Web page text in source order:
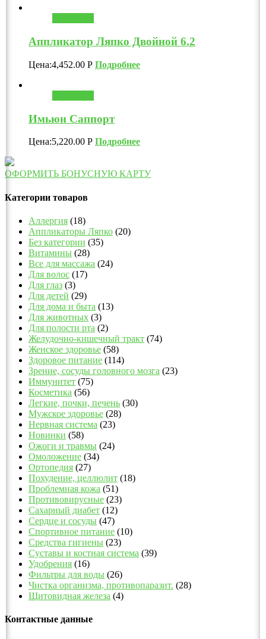
Аппликатор Ляпко Двойной 6.2
Цена:4,452.00 Р Подробнее
Имьюн Саппорт
Цена:5,220.00 Р Подробнее
ОФОРМИТЬ БОНУСНУЮ КАРТУ
Категории товаров
Аллергия (18)
Аппликаторы Ляпко (20)
Без категории (35)
Витамины (28)
Все для массажа (24)
Для волос (17)
Для глаз (3)
Для детей (29)
Для дома и быта (13)
Для животных (3)
Для полости рта (2)
Желудочно-кишечный тракт (74)
Женское здоровье (58)
Здоровое питание (114)
Зрение, сосуды головного мозга (23)
Иммунитет (75)
Косметика (56)
Легкие, почки, печень (30)
Мужское здоровье (28)
Нервная система (23)
Новинки (58)
Ожоги и травмы (24)
Омоложение (34)
Ортопедия (27)
Похудение, целлюлит (18)
Проблемная кожа (51)
Противовирусные (23)
Сахарный диабет (12)
Сердце и сосуды (47)
Спортивное питание (10)
Средства гигиены (23)
Суставы и костная система (39)
Удобрения (16)
Фильтры для воды (26)
Чистка организма, противопаразит. (28)
Щитовидная железа (4)
Контактные данные